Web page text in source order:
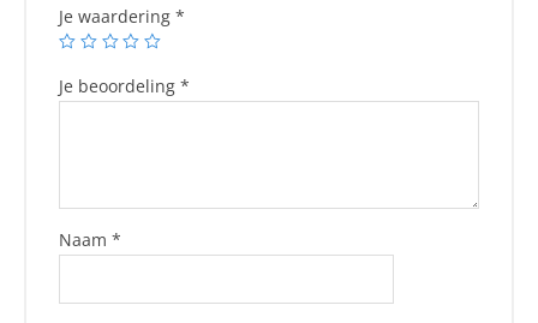
Je waardering*
Je beoordeling*
Naam*